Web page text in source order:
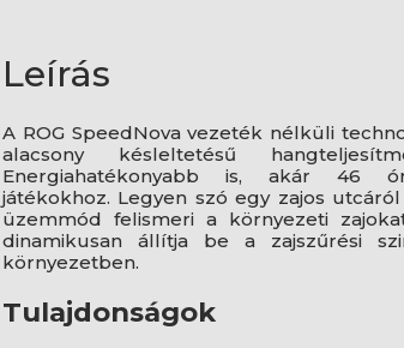
Leírás
A ROG SpeedNova vezeték nélküli
alacsony késleltetésű
Energiahatékonyabb is, akár 46
játékokhoz. Legyen szó egy zajos
üzemmód felismeri a környezeti
dinamikusan állítja be a zajszűrési
környezetben.
Tulajdonságok